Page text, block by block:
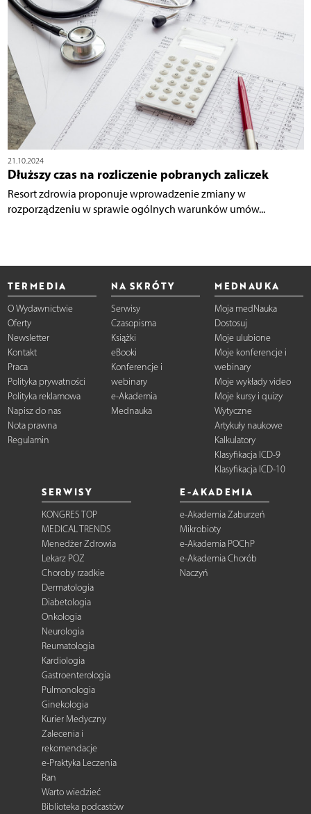
21.10.2024
Dłuższy czas na rozliczenie pobranych zaliczek
Resort zdrowia proponuje wprowadzenie zmiany w
rozporządzeniu w sprawie ogólnych warunków umów...
TERMEDIA
O Wydawnictwie
Oferty
Newsletter
Kontakt
Praca
Polityka prywatności
Polityka reklamowa
Napisz do nas
Nota prawna
Regulamin
NA SKRÓTY
Serwisy
Czasopisma
Książki
eBooki
Konferencje i
webinary
e-Akademia
Mednauka
MEDNAUKA
Moja medNauka
Dostosuj
Moje ulubione
Moje konferencje i
webinary
Moje wykłady video
Moje kursy i quizy
Wytyczne
Artykuły naukowe
Kalkulatory
Klasyfikacja ICD-9
Klasyfikacja ICD-10
SERWISY
KONGRES TOP
MEDICAL TRENDS
Menedżer Zdrowia
Lekarz POZ
Choroby rzadkie
Dermatologia
Diabetologia
Onkologia
Neurologia
Reumatologia
Kardiologia
Gastroenterologia
Pulmonologia
Ginekologia
Kurier Medyczny
Zalecenia i
rekomendacje
e-Praktyka Leczenia
Ran
Warto wiedzieć
Biblioteka podcastów
E-AKADEMIA
e-Akademia Zaburzeń
Mikrobioty
e-Akademia POChP
e-Akademia Chorób
Naczyń